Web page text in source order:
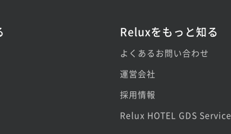
Reluxをもっと知る
よくあるお問い合わせ
運営会社
採用情報
Relux HOTEL GDS Service